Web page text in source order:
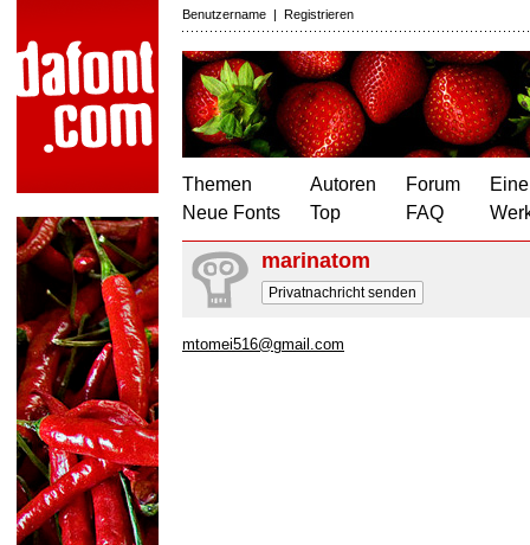
Benutzername | Registrieren
Themen
Neue Fonts
Autoren
Top
Forum
FAQ
marinatom
Privatnachricht senden
mtomei516@gmail.com